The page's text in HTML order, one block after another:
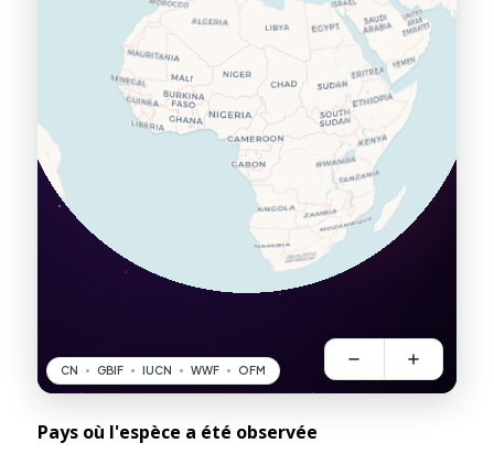
Pays où l'espèce a été observée